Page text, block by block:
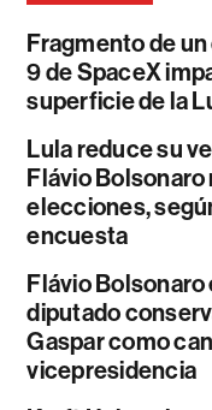
Fragmento de
9 de SpaceX
superficie de la
Lula reduce su
Flávio Bolsonaro
elecciones,
encuesta
Flávio Bolsonaro
diputado
Gaspar como
vicepresidencia